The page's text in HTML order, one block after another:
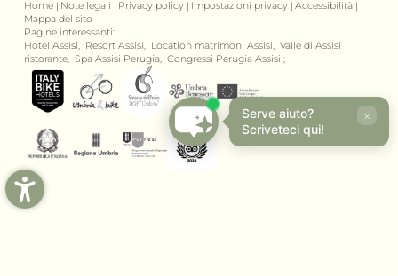
Home | Note legali | Privacy policy | Impostazioni privacy | Accessibilità |
Mappa del sito
Pagine interessanti:
Hotel Assisi, Resort Assisi, Location matrimoni Assisi, Valle di Assisi
ristorante, Spa Assisi Perugia, Congressi Perugia Assisi ;
Serve aiuto?
Scriveteci qui!
×